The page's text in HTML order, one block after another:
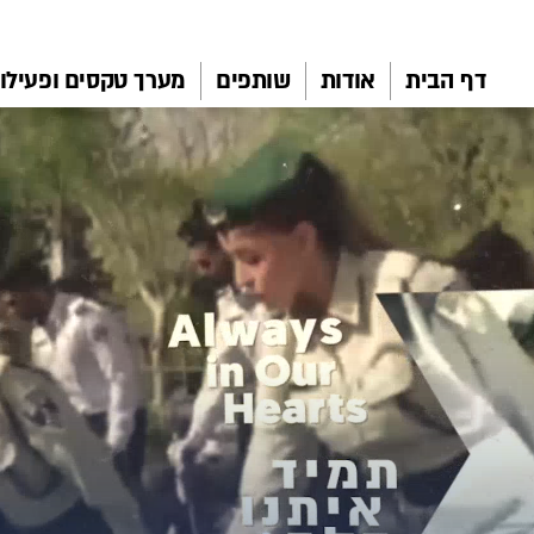
דף הבית אודות שותפים מערך טקסים